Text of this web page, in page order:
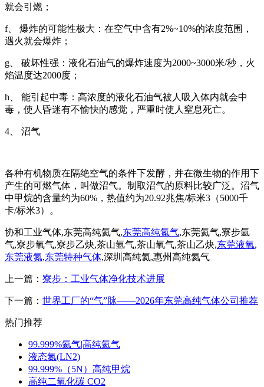
就会引燃；
f、 爆炸的可能性极大：在空气中含有2%~10%的浓度范围，
遇火就会爆炸；
g、 破坏性强：液化石油气的爆炸速度为2000~3000米/秒，火
焰温度达2000度；
h、 能引起中毒：高浓度的液化石油气被人吸入体内就会中
毒，使人昏迷有不愉快的感觉，严重时使人窒息死亡。
4、 沼气
各种有机物质在隔绝空气的条件下发酵，并在微生物的作用下
产生的可燃气体，叫做沼气。制取沼气的原料比较广泛。沼气
中甲烷的含量约为60%，热值约为20.92兆焦/标米3（5000千
卡/标米3）。
协和工业气体,东莞高纯氦气,东莞高纯氮气,东莞氦气,寮步氩
气,寮步氧气,寮步乙炔,茶山氩气,茶山氧气,茶山乙炔,东莞液氧,
东莞液氮,东莞特种气体,深圳高纯氦,惠州高纯氦气
上一篇： 寮步：工业气体净化技术进展
下一篇： 世界工厂的“气”脉——2026年东莞高纯气体公司推荐
热门推荐
99.999%氦气|高纯氦气
液态氮(LN2)
99.999%（5N）高纯甲烷
高纯二氧化碳 CO2